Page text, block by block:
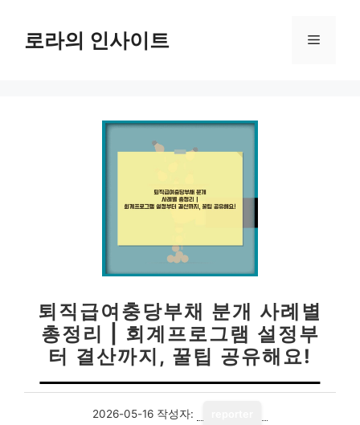
로라의 인사이트 메
퇴직급여충당부채 분개 사례별
총정리 | 회계프로그램 설정부
터 결산까지, 꿀팁 공유해요!
2026-05-16 작성자: